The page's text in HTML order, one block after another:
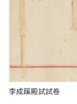
李成蹊殿試試卷